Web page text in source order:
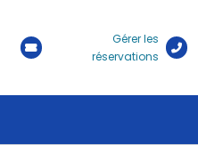
Gérer les
réservations